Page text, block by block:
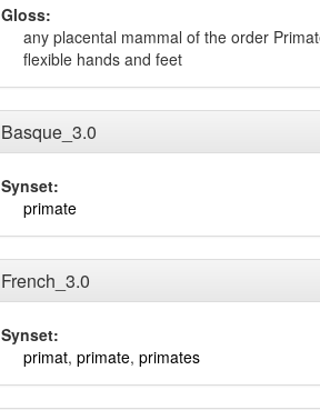
Gloss:
any placental mammal of the order
flexible hands and feet
Basque_3.0
Synset:
primate
French_3.0
Synset:
primat, primate, primates